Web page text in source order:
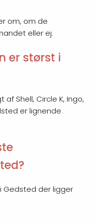
om, om de
eller ej.
er størst i
Shell, Circle K, Ingo,
er lignende
Gedsted der ligger